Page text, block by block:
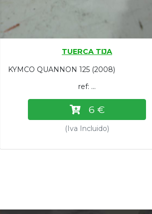
TUERCA TIJA
KYMCO QUANNON 125 (2008)
ref: ...
6 €
(Iva Incluido)